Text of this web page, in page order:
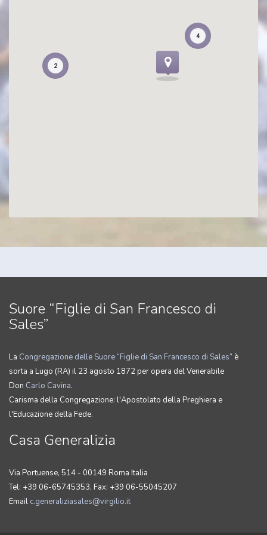
2
4
2
4
Suore “Figlie di San Francesco di
Sales”
La Congregazione delle Suore “Figlie di San Francesco di Sales” è
sorta a Lugo (RA) il 23 agosto 1872 per opera del Venerabile
Don Carlo Cavina.
Carisma della Congregazione: l'Apostolato della Preghiera e
l'Educazione della Fede.
Casa Generalizia
Via Portuense, 514 - 00149 Roma Italia
Tel: +39 06-65745353, Fax: +39 06-55045207
Email c.generaliziasales@virgilio.it